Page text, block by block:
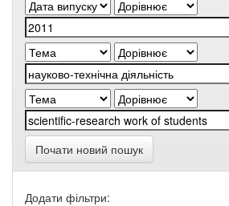
Почати новий пошук
Додати фільтри: